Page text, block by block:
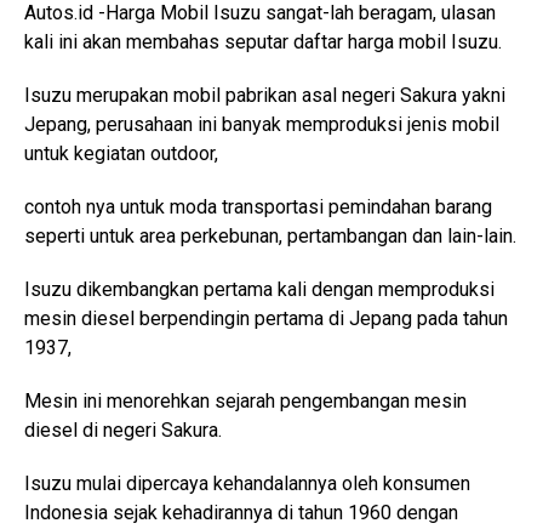
Autos.id -Harga Mobil Isuzu sangat-lah beragam, ulasan
kali ini akan membahas seputar daftar harga mobil Isuzu.
Isuzu merupakan mobil pabrikan asal negeri Sakura yakni
Jepang, perusahaan ini banyak memproduksi jenis mobil
untuk kegiatan outdoor,
contoh nya untuk moda transportasi pemindahan barang
seperti untuk area perkebunan, pertambangan dan lain-lain.
Isuzu dikembangkan pertama kali dengan memproduksi
mesin diesel berpendingin pertama di Jepang pada tahun
1937,
Mesin ini menorehkan sejarah pengembangan mesin
diesel di negeri Sakura.
Isuzu mulai dipercaya kehandalannya oleh konsumen
Indonesia sejak kehadirannya di tahun 1960 dengan